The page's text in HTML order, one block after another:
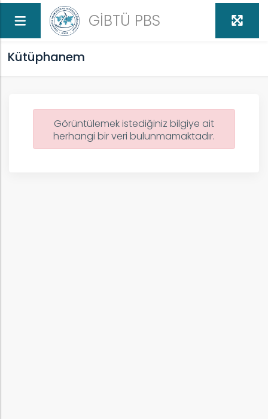
GİBTÜ PBS
Kütüphanem
Görüntülemek istediğiniz bilgiye ait
herhangi bir veri bulunmamaktadır.